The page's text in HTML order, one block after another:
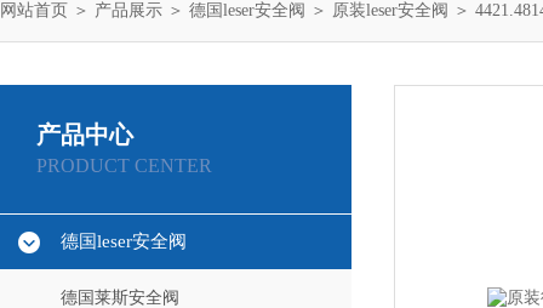
网站首页 ＞ 产品展示 ＞ 德国leser安全阀 ＞ 原装leser安全阀 ＞
产品中心
PRODUCT CENTER
德国leser安全阀
德国莱斯安全阀